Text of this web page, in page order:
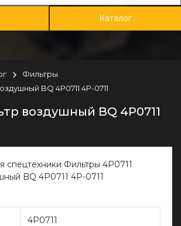
Каталог
Фильтры
BQ 4P0711 4P-0711
воздушный BQ 4P0711
4P0711